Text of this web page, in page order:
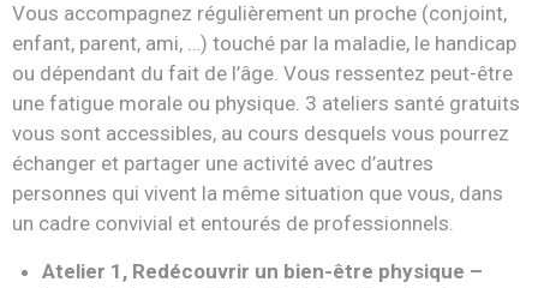
Vous accompagnez régulièrement un proche (conjoint,
enfant, parent, ami, …) touché par la maladie, le handicap
ou dépendant du fait de l’âge. Vous ressentez peut-être
une fatigue morale ou physique. 3 ateliers santé gratuits
vous sont accessibles, au cours desquels vous pourrez
échanger et partager une activité avec d’autres
personnes qui vivent la même situation que vous, dans
un cadre convivial et entourés de professionnels.
Atelier 1, Redécouvrir un bien-être physique –